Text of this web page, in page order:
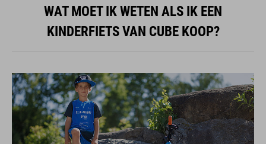
WAT MOET IK WETEN ALS IK EEN
KINDERFIETS VAN CUBE KOOP?